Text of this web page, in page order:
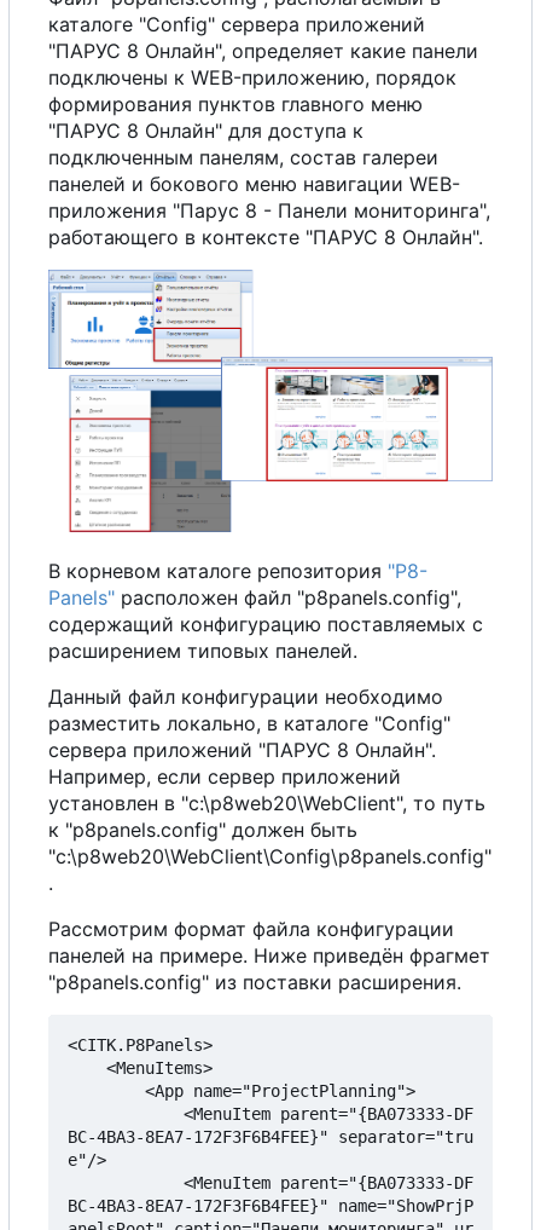
каталоге "Config" сервера приложений
"ПАРУС 8 Онлайн", определяет какие панели
подключены к WEB-приложению, порядок
формирования пунктов главного меню
"ПАРУС 8 Онлайн" для доступа к
подключенным панелям, состав галереи
панелей и бокового меню навигации WEB-
приложения "Парус 8 - Панели мониторинга",
работающего в контексте "ПАРУС 8 Онлайн".
В корневом каталоге репозитория "P8-
Panels" расположен файл "p8panels.config",
содержащий конфигурацию поставляемых с
расширением типовых панелей.
Данный файл конфигурации необходимо
разместить локально, в каталоге "Config"
сервера приложений "ПАРУС 8 Онлайн".
Например, если сервер приложений
установлен в "c:\p8web20\WebClient", то путь
к "p8panels.config" должен быть
"c:\p8web20\WebClient\Config\p8panels.config"
.
Рассмотрим формат файла конфигурации
панелей на примере. Ниже приведён фрагмет
"p8panels.config" из поставки расширения.
<CITK.P8Panels>
BC-4BA3-8EA7-172F3F6B4FEE}" separator="tru
e"/>
BC-4BA3-8EA7-172F3F6B4FEE}" name="ShowPrjP